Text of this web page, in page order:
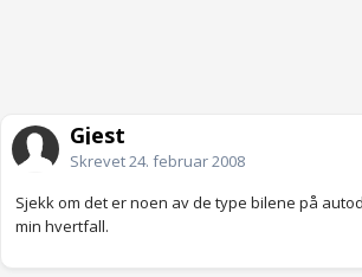
Gjest
Skrevet24. februar 2008
Sjekk om det er noen av de type bilene på
min hvertfall.